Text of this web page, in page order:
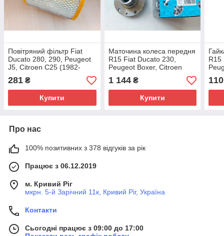
Повітряний фільтр Fiat
Ducato 280, 290, Peugeot
J5, Citroen C25 (1982-
1994), 71754225, 1444EX
281 ₴
Купити
Маточина колеса передня
R15 Fiat Ducato 230,
Peugeot Boxer, Citroen
Jumper (1994-2002),
1300472080, 330765
1 144₴
Купити
R15
110
Про нас
100% позитивних з 378 відгуків за рік
Працює з 06.12.2019
м. Кривий Ріг
мкрн. 5-й Зарічний 11к, Кривий Ріг, Україна
Контакти
Сьогодні працює з 09:00 до 17:00